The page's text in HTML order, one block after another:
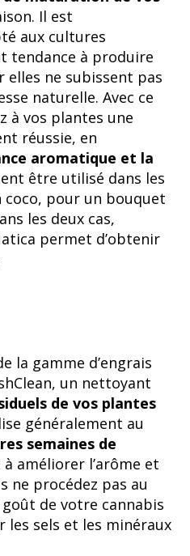
Il est
aux cultures
tendance à produire
elles ne subissent pas
naturelle. Avec ce
à vos plantes une
réussie, en
aromatique et la
être utilisé dans les
pour un bouquet
les deux cas,
permet d’obtenir
la gamme d’engrais
un nettoyant
de vos plantes
généralement au
semaines de
améliorer l’arôme et
ne procédez pas au
de votre cannabis
les sels et les minéraux